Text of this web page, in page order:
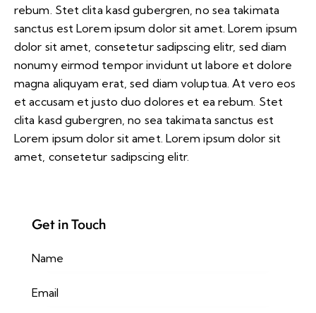
rebum. Stet clita kasd gubergren, no sea takimata
sanctus est Lorem ipsum dolor sit amet. Lorem ipsum
dolor sit amet, consetetur sadipscing elitr, sed diam
nonumy eirmod tempor invidunt ut labore et dolore
magna aliquyam erat, sed diam voluptua. At vero eos
et accusam et justo duo dolores et ea rebum. Stet
clita kasd gubergren, no sea takimata sanctus est
Lorem ipsum dolor sit amet. Lorem ipsum dolor sit
amet, consetetur sadipscing elitr.
Get in Touch